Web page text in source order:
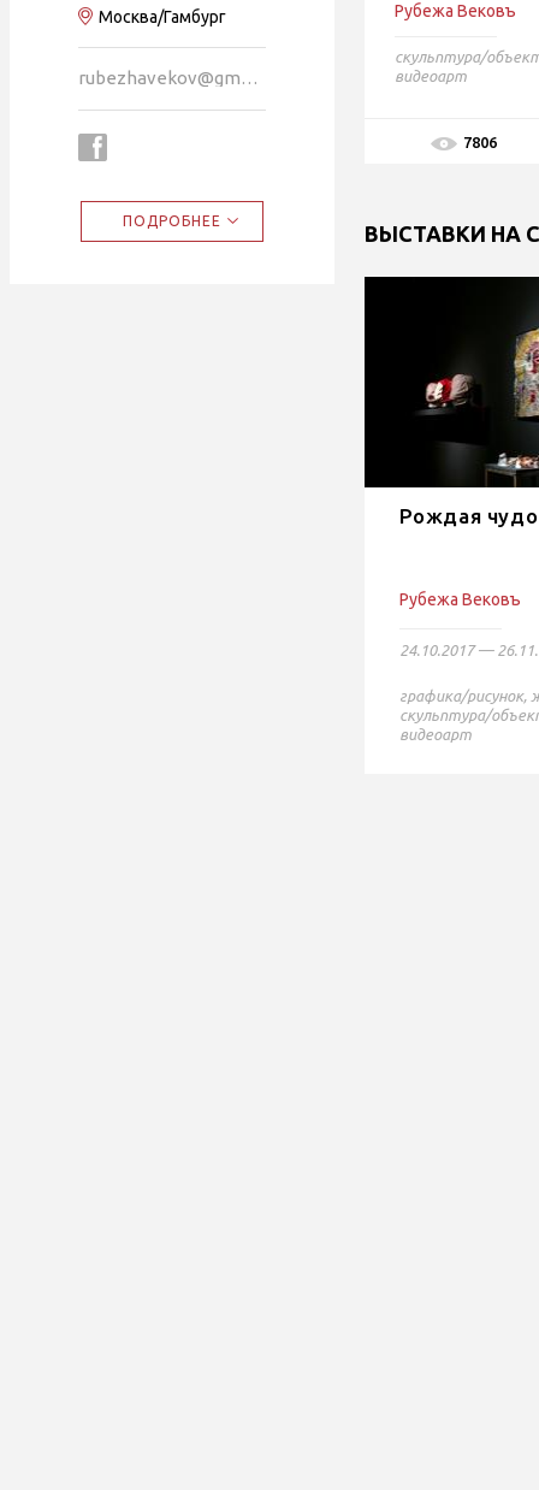
Москва/Гамбург
rubezhavekov@gmail.com
ПОДРОБНЕЕ
Рубежа Вековъ
скульптура/
видеоарт
7806
ВЫСТАВКИ НА
Рождая
Рубежа Вековъ
24.10.2017 —
графика/рисунок,
скульптура/
видеоарт